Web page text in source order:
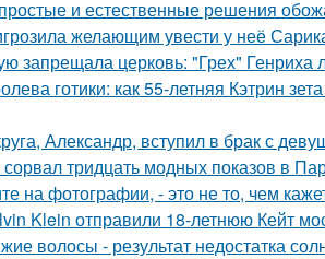
и естественные решения
желающим увести у неё
запрещала церковь: "Грех" Генриха
готики: как 55-летняя Кэтрин
Александр, вступил в брак с
тридцать модных показов в
на фотографии, - это не то, чем
Klein отправили 18-летнюю Кейт
волосы - результат недостатка